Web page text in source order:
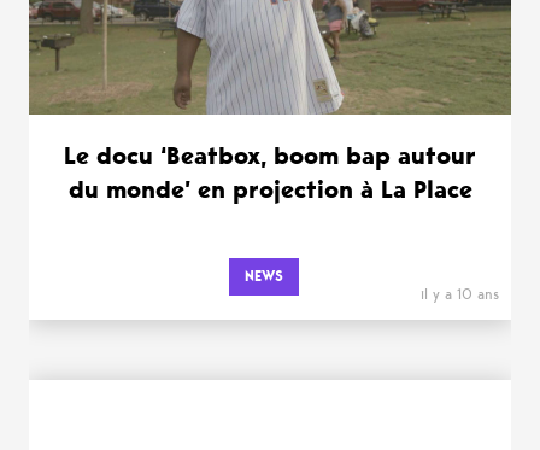
Le docu ‘Beatbox, boom bap autour
du monde’ en projection à La Place
NEWS
il y a 10 ans